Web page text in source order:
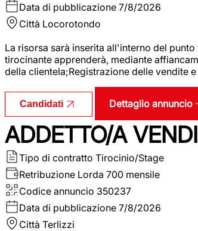
Data di pubblicazione 7/8/2026
Città Locorotondo
La risorsa sarà inserita all'interno del
tirocinante apprenderà, mediante
della clientela;Registrazione delle vendite
Candidati Dettaglio annuncio
ADDETTO/A
Tipo di contratto Tirocinio/Stage
Retribuzione Lorda 700 mensile
Codice annuncio 350237
Data di pubblicazione 7/8/2026
Città Terlizzi